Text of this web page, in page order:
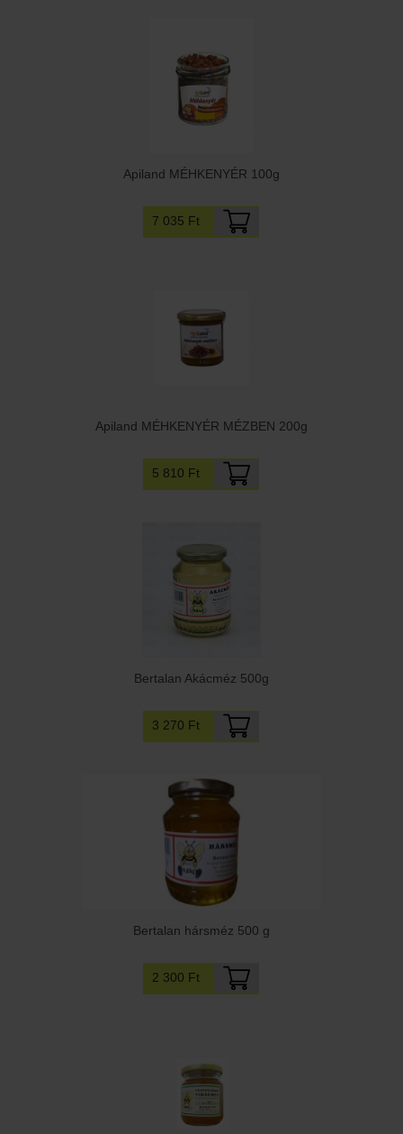
Apiland MÉHKENYÉR 100g
7 035 Ft
Apiland MÉHKENYÉR MÉZBEN 200g
5 810 Ft
Bertalan Akácméz 500g
3 270 Ft
Bertalan hársméz 500 g
2 300 Ft